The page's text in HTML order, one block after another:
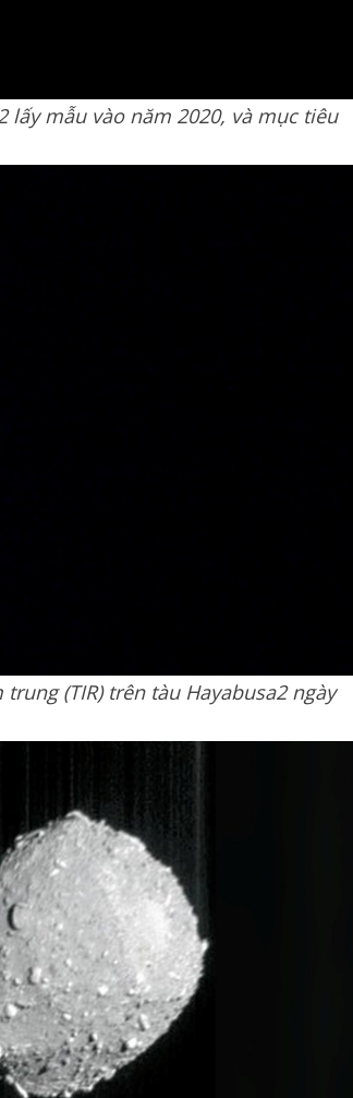
lấy mẫu vào năm 2020, và mục tiêu
(TIR) trên tàu Hayabusa2 ngày